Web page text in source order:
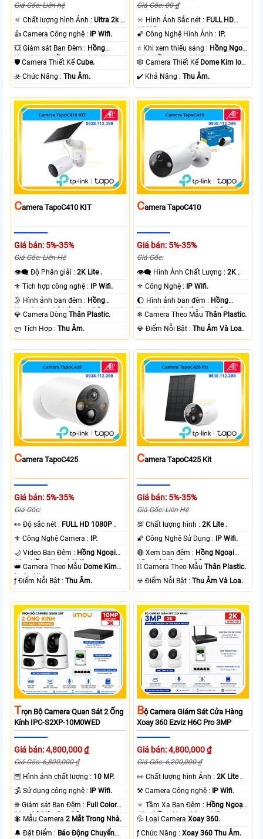
Giá Gốc: Liên hệ
🔅 Chất lượng hình Ảnh :Ultra 2k +
.
👍 Camera Công nghệ :
IP Wifi.
💥 Giám sát Ban Đêm : Hồng
Ngoại 10m Hồng Ngoại SMD.
🛡 Camera Thiết KếCube.
️☣️ Chức Năng :Thu Âm.
Giá Gốc: 00 ₫
🔆 Hình Ảnh Sắc nét : FULL HD
1080P .
🌠 Công Nghệ Hình Ảnh :
IP.
⭐ Khi xem thiếu sáng : Hồng Ngoại
10m Hồng Ngoại SMD.
🕸️ Camera Thiết Kế Dome Kim loại
+ Nhựa.
️✔️ Khả Năng :Thu Âm.
CAmera TapoC410 KIT
Giá bán: 5%-35%
Giá Gốc: Liên Hệ
👁️‍🗨 Độ Phân giải :2K Lite .
⚜️ Tích hợp công nghệ : IP Wifi.
🌛 Hình ảnh ban đêm : Hồng
Ngoại 10m Có Màu Ban Ðêm.
💎 Camera DòngThân Plastic.
️ლ Tích Hợp :Thu Âm.
CAmera TapoC410
Giá bán: 5%-35%
Giá Gốc:
👁️‍🗨 Hình Ành Chất Lượng :2K
Lite .
⚜️ Công Nghệ : IP Wifi.
🌔 Hình ảnh ban đêm : Hồng
Ngoại 10m Có Màu Ban Ðêm.
❄ Camera Theo MẫuThân Plastic.
️💎 Điểm Nỗi Bật :Thu Âm Và Loa.
CAmera TapoC425
Giá bán: 5%-35%
Giá Gốc:
️👀 Độ sắc nét : FULL HD 1080P .
⚜️ Công Nghệ Camera : IP.
🌙 Video Ban Đêm : Hồng Ngoại
10m Hồng Ngoại SMD.
👑 Camera Theo Mẫu Dome Kim
loại + Nhựa.
️ƒ Điểm Nỗi Bật :Thu Âm.
CAmera TapoC425 Kit
Giá bán: 5%-35%
Giá Gốc: Liên Hệ
💯 Chất lượng hình :2K Lite .
🌠 Công Nghệ Sử Dụng : IP Wifi.
🔴 Xem ban đêm : Hồng Ngoại
15m Có Màu Ban Ðêm.
⛓ Camera Theo MẫuThân Plastic.
️☣️ Điểm Nỗi Bật :Thu Âm Và Loa.
TRọn Bộ Camera Quan Sát 2 Ống
Kính IPC-S2XP-10M0WED
Giá bán: 4,800,000 ₫
Giá Gốc: 6,800,000 ₫
🦉 Hình ảnh chất lượng : 10 MP.
🕉️ Sử dụng công nghệ : IP Wifi.
❈ Giám sát Ban Đêm : Full Color
20m Có Màu Ban Ðêm.
🐜 Mẫu Camera2 Mắt Trong Nhà.
️🔔 Đặt Điểm : Báo Động Chuyển
BỘ Camera Giám Sát Cửa Hàng
Xoay 360 Ezviz H6C Pro 3MP
Giá bán: 4,800,000 ₫
Giá Gốc: 6,200,000 ₫
️👀 Chất lượng hình Ảnh :2K Lite .
⚒ Camera Công nghệ : IP Wifi.
🔅 Tầm Xa Ban Đêm : Hồng Ngoại
10m Hồng Ngoại Smart IR.
💦 Loại CameraXoay 360.
️ƒ Chức Năng :Xoay 360 Thu Âm.